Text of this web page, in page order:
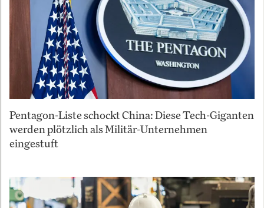
Pentagon-Liste schockt China: Diese Tech-Giganten
werden plötzlich als Militär-Unternehmen
eingestuft